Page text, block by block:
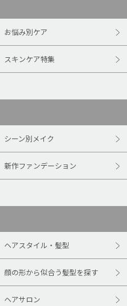
お悩み別ケア
スキンケア特集
シーン別メイク
新作ファンデーション
ヘアスタイル・髪型
顔の形から似合う髪型を探す
ヘアサロン